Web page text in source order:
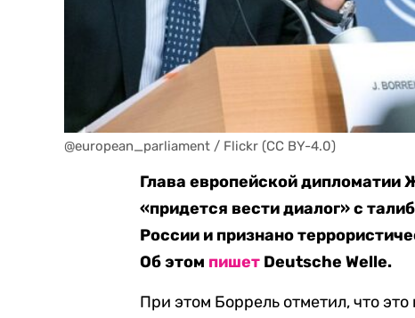
@european_parliament / Flickr (CC BY-4.0)
Глава европейской дипломатии
«придется вести диалог» с
России и признано
Об этом пишет Deutsche Welle.
При этом Боррель отметил, что